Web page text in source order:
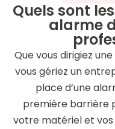
Quels sont
alarme
Que vous dirigiez
vous gériez un
place d’une
première barrière
votre matériel et